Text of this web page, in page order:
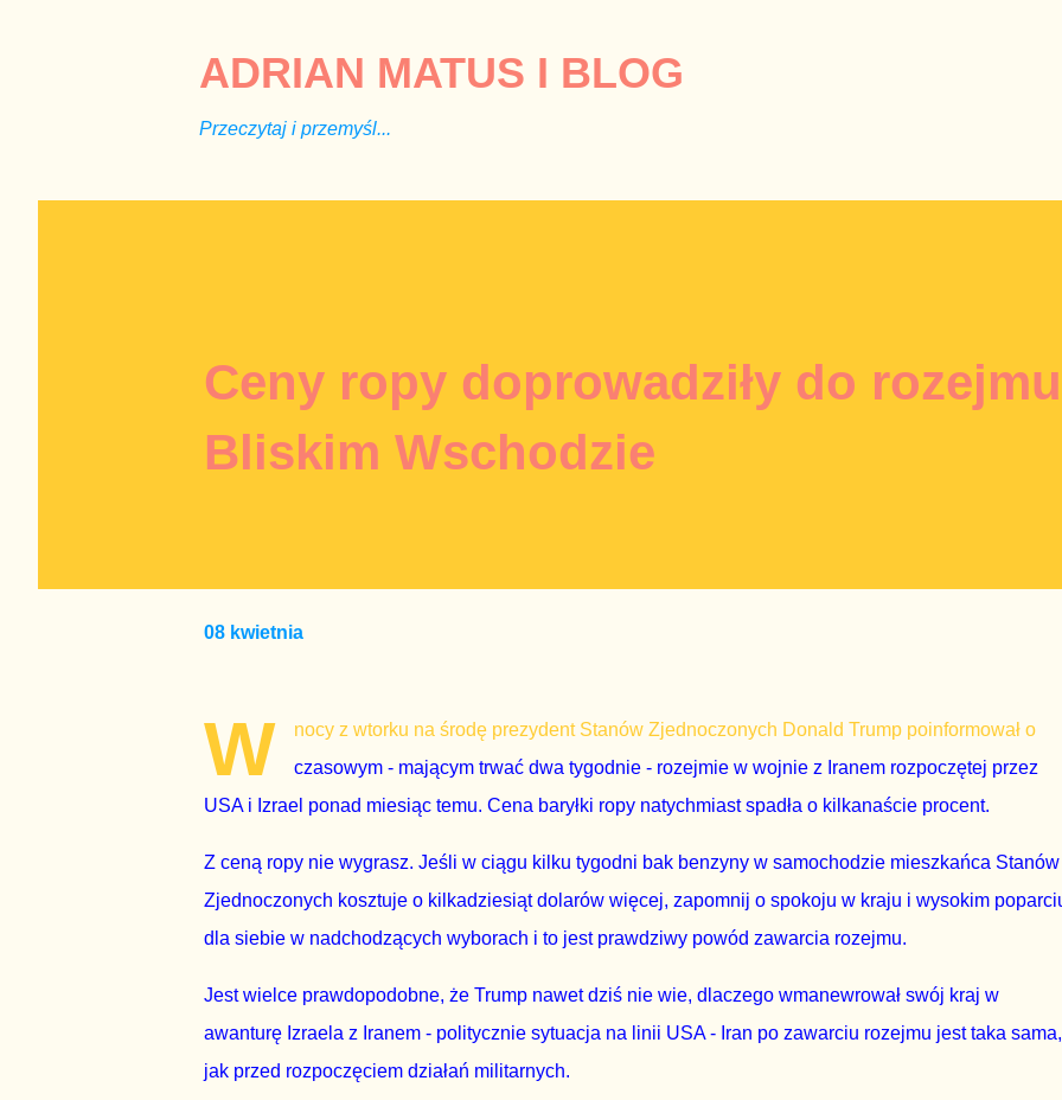
ADRIAN MATUS I BLOG
Przeczytaj i przemyśl...
Ceny ropy doprowadziły do
Bliskim Wschodzie
08 kwietnia
W
nocy z wtorku na środę prezydent Stanów Zjednoczonych Donald Trump poinformował o
czasowym - mającym trwać dwa tygodnie - rozejmie w wojnie z Iranem rozpoczętej przez
USA i Izrael ponad miesiąc temu. Cena baryłki ropy natychmiast spadła o kilkanaście procent.
Z ceną ropy nie wygrasz. Jeśli w ciągu kilku tygodni bak benzyny w samochodzie mieszkańca Stanów
Zjednoczonych kosztuje o kilkadziesiąt dolarów więcej, zapomnij o spokoju w kraju i wysokim
dla siebie w nadchodzących wyborach i to jest prawdziwy powód zawarcia rozejmu.
Jest wielce prawdopodobne, że Trump nawet dziś nie wie, dlaczego wmanewrował swój kraj w
awanturę Izraela z Iranem - politycznie sytuacja na linii USA - Iran po zawarciu rozejmu jest taka sama,
jak przed rozpoczęciem działań militarnych.